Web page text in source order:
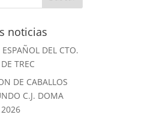
noticias
DEL CTO.
TREC
DE CABALLOS
C.J. DOMA
2026